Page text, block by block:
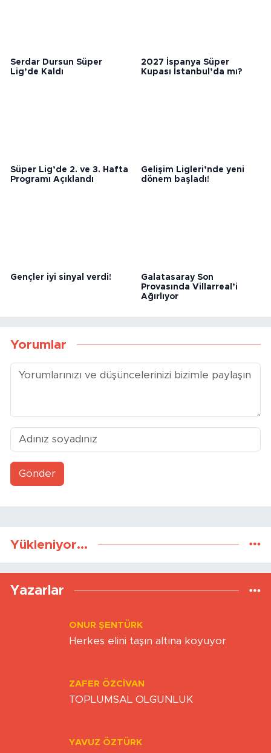
Serdar Dursun Süper
Lig’de Kaldı
2027 İspanya Süper
Kupası İstanbul’da mı?
Süper Lig’de 2. ve 3. Hafta
Programı Açıklandı
Gelişim Ligleri’nde yeni
dönem başladı!
Gençler iyi sinyal verdi!
Galatasaray Son
Provasında Villarreal’i
Ağırlıyor
Yorumlar
Gönder
Yükleniyor...
Yazarlar
ONUR ŞENTÜRK
Herkes elini taşın altına koyuyor
ZAFER ÖZCIVAN
TOPLUMSAL OLGUNLUK
YAVUZ ÖZTÜRK